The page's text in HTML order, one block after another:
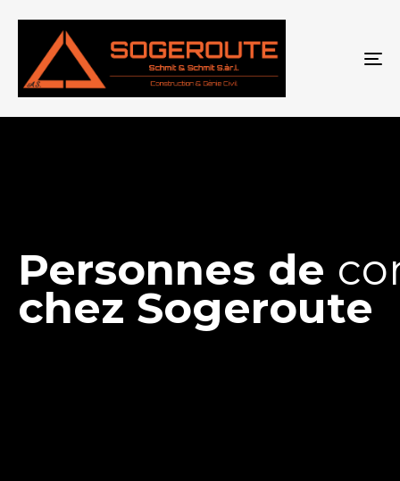
Personnes de
chez Sogeroute